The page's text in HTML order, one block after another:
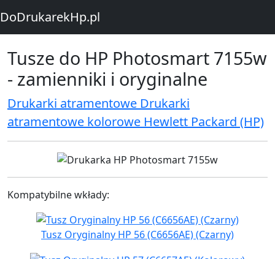
DoDrukarekHp.pl
Tusze do HP Photosmart 7155w
- zamienniki i oryginalne
Drukarki atramentowe Drukarki
atramentowe kolorowe Hewlett Packard (HP)
Kompatybilne wkłady:
Tusz Oryginalny HP 56 (C6656AE) (Czarny)